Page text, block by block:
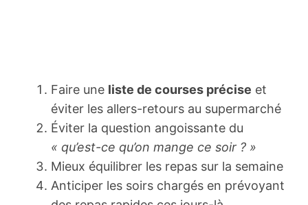
Faire une liste de courses précise et
éviter les allers-retours au supermarché
Éviter la question angoissante du
« qu’est-ce qu’on mange ce soir ? »
Mieux équilibrer les repas sur la semaine
Anticiper les soirs chargés en prévoyant